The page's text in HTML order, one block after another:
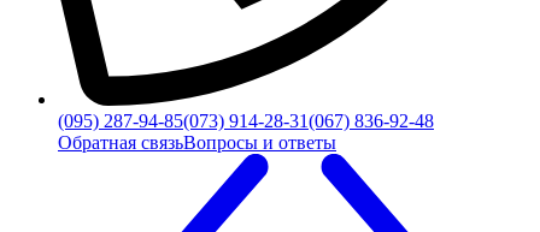
(095) 287-94-85(073) 914-28-31(067) 836-92-48
Обратная связьВопросы и ответы